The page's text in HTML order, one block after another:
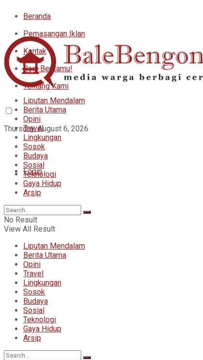
Beranda
Pemasangan Iklan
Kontak
Bagi Beritamu!
Tentang Kami
Thursday, August 6, 2026
Login
Liputan Mendalam
Berita Utama
Opini
Travel
Lingkungan
Sosok
Budaya
Sosial
Teknologi
Gaya Hidup
Arsip
No Result
View All Result
Liputan Mendalam
Berita Utama
Opini
Travel
Lingkungan
Sosok
Budaya
Sosial
Teknologi
Gaya Hidup
Arsip